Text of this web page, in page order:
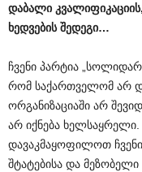
დაბალი კვალიფიკაციის,
ხედვების შედეგი…
ჩვენი პარტია
რომ საქართველომ არ
ორგანიზაციაში არ
არ იქნება ხელსაყრელი.
დავაკმაყოფილოთ
შტატებისა და